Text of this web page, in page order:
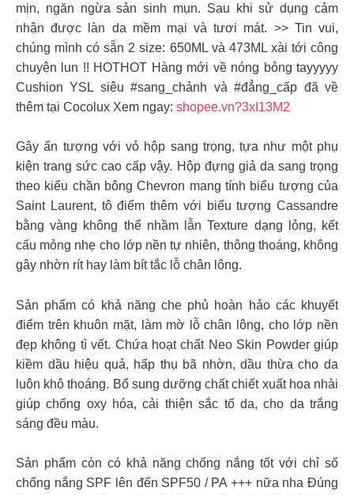
mịn, ngăn ngừa sản sinh mụn. Sau khi sử dụng cảm
nhận được làn da mềm mại và tươi mát. >> Tin vui,
chúng mình có sẵn 2 size: 650ML và 473ML xài tới công
chuyện lun !! HOTHOT Hàng mới về nóng bỏng tayyyyy
Cushion YSL siêu #sang_chảnh và #đẳng_cấp đã về
thêm tại Cocolux Xem ngay: shopee.vn?3xI13M2
Gây ấn tượng với vỏ hộp sang trọng, tựa như một phụ
kiện trang sức cao cấp vậy. Hộp đựng giả da sang trọng
theo kiểu chần bông Chevron mang tính biểu tượng của
Saint Laurent, tô điểm thêm với biểu tượng Cassandre
bằng vàng không thể nhầm lẫn Texture dạng lỏng, kết
cấu mỏng nhẹ cho lớp nền tự nhiên, thông thoáng, không
gây nhờn rít hay làm bít tắc lỗ chân lông.
Sản phẩm có khả năng che phủ hoàn hảo các khuyết
điểm trên khuôn mặt, làm mờ lỗ chân lông, cho lớp nền
đẹp không tì vết. Chứa hoạt chất Neo Skin Powder giúp
kiềm dầu hiệu quả, hấp thụ bã nhờn, dầu thừa cho da
luôn khô thoáng. Bổ sung dưỡng chất chiết xuất hoa nhài
giúp chống oxy hóa, cải thiện sắc tố da, cho da trắng
sáng đều màu.
Sản phẩm còn có khả năng chống nắng tốt với chỉ số
chống nắng SPF lên đến SPF50 / PA +++ nữa nha Đúng